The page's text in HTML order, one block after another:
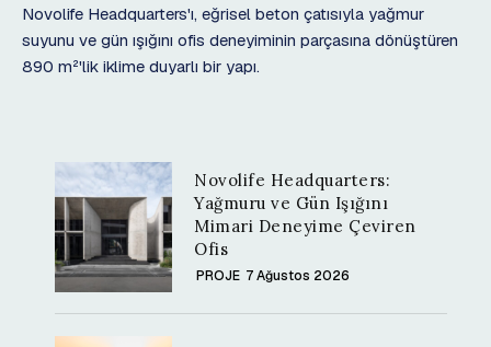
Novolife Headquarters'ı, eğrisel beton çatısıyla yağmur
suyunu ve gün ışığını ofis deneyiminin parçasına dönüştüren
890 m²'lik iklime duyarlı bir yapı.
Novolife Headquarters:
Yağmuru ve Gün Işığını
Mimari Deneyime Çeviren
Ofis
PROJE 7 Ağustos 2026